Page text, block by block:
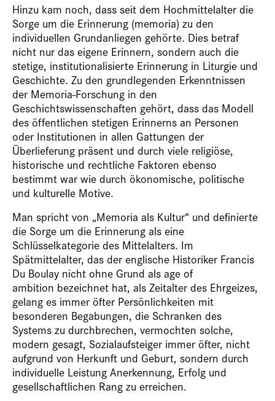
Hinzu kam noch, dass seit dem Hochmittelalter die
Sorge um die Erinnerung (memoria) zu den
individuellen Grundanliegen gehörte. Dies betraf
nicht nur das eigene Erinnern, sondern auch die
stetige, institutionalisierte Erinnerung in Liturgie und
Geschichte. Zu den grundlegenden Erkenntnissen
der Memoria-Forschung in den
Geschichtswissenschaften gehört, dass das Modell
des öffentlichen stetigen Erinnerns an Personen
oder Institutionen in allen Gattungen der
Überlieferung präsent und durch viele religiöse,
historische und rechtliche Faktoren ebenso
bestimmt war wie durch ökonomische, politische
und kulturelle Motive.
Man spricht von „Memoria als Kultur“ und definierte
die Sorge um die Erinnerung als eine
Schlüsselkategorie des Mittelalters. Im
Spätmittelalter, das der englische Historiker Francis
Du Boulay nicht ohne Grund als age of
ambition bezeichnet hat, als Zeitalter des Ehrgeizes,
gelang es immer öfter Persönlichkeiten mit
besonderen Begabungen, die Schranken des
Systems zu durchbrechen, vermochten solche,
modern gesagt, Sozialaufsteiger immer öfter, nicht
aufgrund von Herkunft und Geburt, sondern durch
individuelle Leistung Anerkennung, Erfolg und
gesellschaftlichen Rang zu erreichen.